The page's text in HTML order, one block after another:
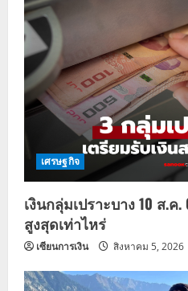
เศรษฐกิจ
เงินกลุ่มเปราะบาง 10 ส.
สูงสุดเท่าไหร่
เซียนการเงิน สิงหาคม 5, 2026